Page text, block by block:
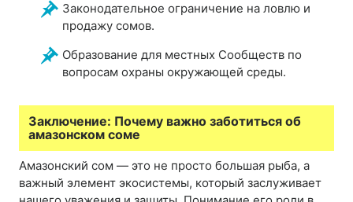
Законодательное ограничение на ловлю и
продажу сомов.
Образование для местных Сообществ по
вопросам охраны окружающей среды.
Заключение: Почему важно заботиться об
амазонском соме
Амазонский сом — это не просто большая рыба, а
важный элемент экосистемы, который заслуживает